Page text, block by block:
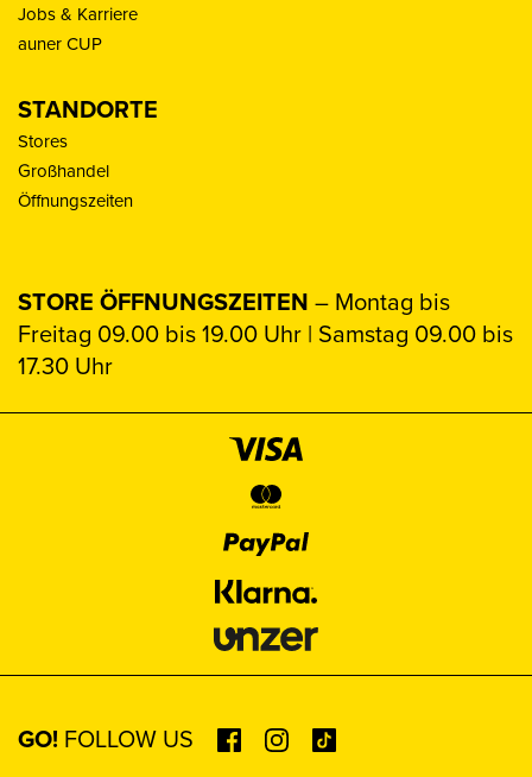
Jobs & Karriere
auner CUP
STANDORTE
Stores
Großhandel
Öffnungszeiten
STORE ÖFFNUNGSZEITEN – Montag bis
Freitag 09.00 bis 19.00 Uhr | Samstag 09.00 bis
17.30 Uhr
GO! FOLLOW US